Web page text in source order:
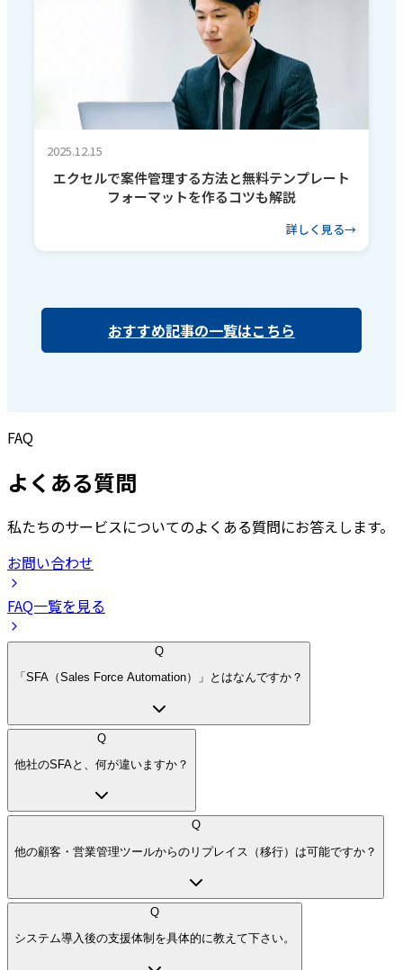
2025.12.15
エクセルで案件管理する方法と無料テンプレート
フォーマットを作るコツも解説
詳しく見る
おすすめ記事の一覧はこちら
FAQ
よくある質問
私たちのサービスについてのよくある質問にお答えします。
お問い合わせ
FAQ一覧を見る
Q
「SFA（Sales Force Automation）」とはなんですか？
Q
他社のSFAと、何が違いますか？
Q
他の顧客・営業管理ツールからのリプレイス（移行）は可能ですか？
Q
システム導入後の支援体制を具体的に教えて下さい。